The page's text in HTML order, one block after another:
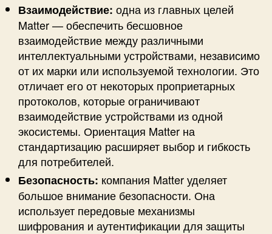
Взаимодействие: одна из главных целей
Matter — обеспечить бесшовное
взаимодействие между различными
интеллектуальными устройствами, независимо
от их марки или используемой технологии. Это
отличает его от некоторых проприетарных
протоколов, которые ограничивают
взаимодействие устройствами из одной
экосистемы. Ориентация Matter на
стандартизацию расширяет выбор и гибкость
для потребителей.
Безопасность: компания Matter уделяет
большое внимание безопасности. Она
использует передовые механизмы
шифрования и аутентификации для защиты